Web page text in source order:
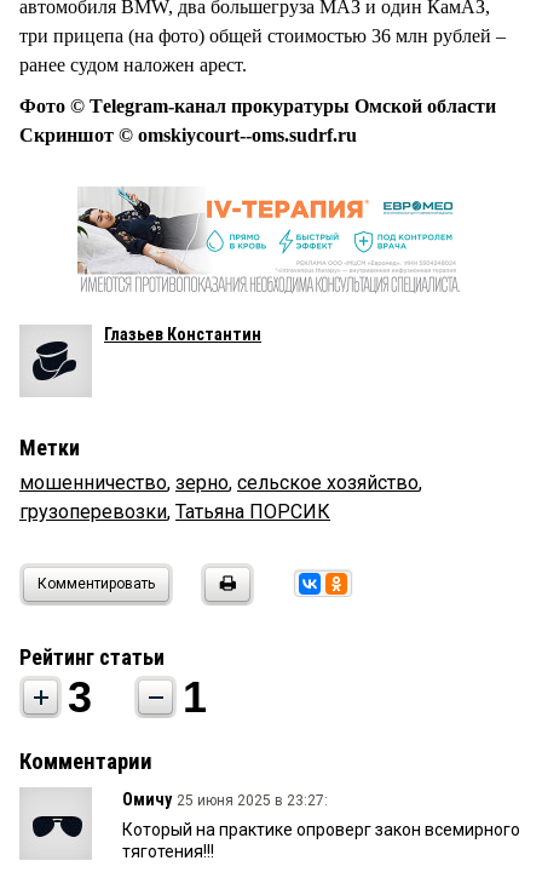
автомобиля BMW, два большегруза МАЗ и один КамАЗ,
три прицепа (на фото) общей стоимостью 36 млн рублей –
ранее судом наложен арест.
Фото © Тelegram-канал прокуратуры Омской области
Скриншот © omskiycourt--oms.sudrf.ru
Глазьев Константин
Метки
мошенничество, зерно, сельское хозяйство,
грузоперевозки, Татьяна ПОРСИК
Комментировать
Рейтинг статьи
3 1
Комментарии
Омичу 25 июня 2025 в 23:27:
Который на практике опроверг закон всемирного
тяготения!!!